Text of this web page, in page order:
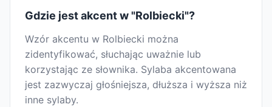
Gdzie jest akcent w "Rolbiecki"?
Wzór akcentu w Rolbiecki można
zidentyfikować, słuchając uważnie lub
korzystając ze słownika. Sylaba akcentowana
jest zazwyczaj głośniejsza, dłuższa i wyższa niż
inne sylaby.